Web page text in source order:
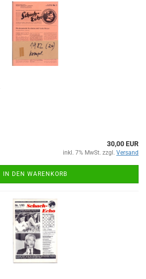
30,00 EUR
inkl. 7% MwSt. zzgl. Versand
IN DEN WARENKORB